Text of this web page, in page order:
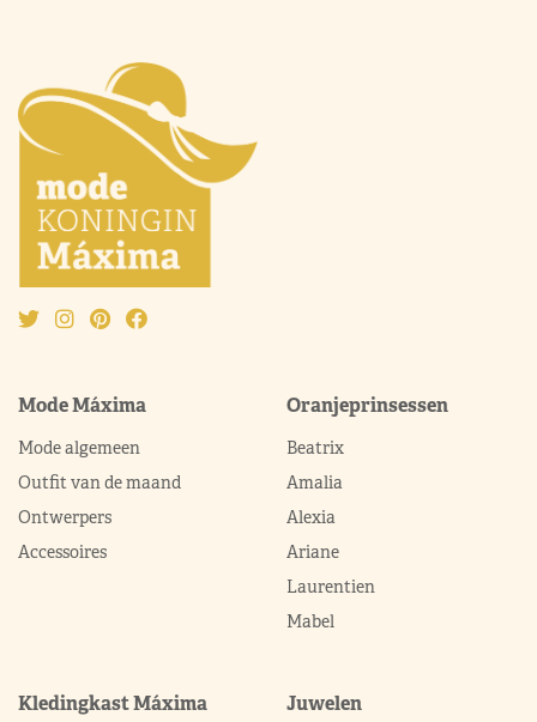
Mode Máxima
Mode algemeen
Outfit van de maand
Ontwerpers
Accessoires
Oranjeprinsessen
Beatrix
Amalia
Alexia
Ariane
Laurentien
Mabel
Kledingkast Máxima Juwelen